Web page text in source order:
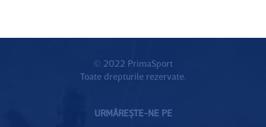
© 2022 PrimaSport
Toate drepturile rezervate.
URMĂREȘTE-NE PE